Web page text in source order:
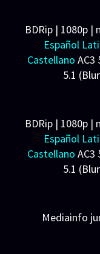
Josh Lawson,
Hiroyuki
Sisi Stringer,
Matilda Kimber,
Productora:
James Wan.
BDRip | 1080p |
Español
Castellano AC3
5.1
BDRip | 1080p |
Español
Castellano AC3
5.1
Mediainfo